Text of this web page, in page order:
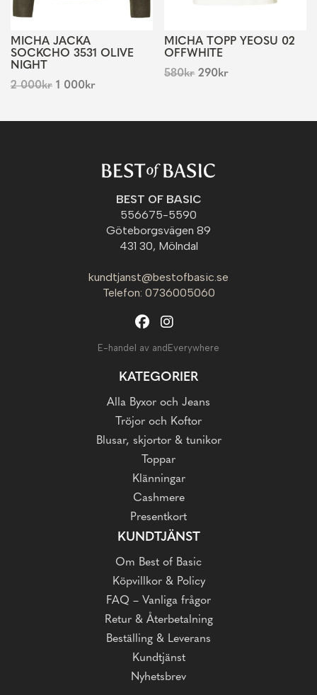
MICHA JACKA
SOCKCHO 3531 OLIVE
NIGHT
2 000kr 1 000kr
MICHA TOPP YEOSU 02
OFFWHITE
580kr 290kr
BEST OF BASIC
556675-5590
Göteborgsvägen 89
431 30, Mölndal
kundtjanst@bestofbasic.se
Telefon: 0736005060
E-handel av andEverywhere
KATEGORIER
Alla Byxor och Jeans
Tröjor och Koftor
Blusar, skjortor & tunikor
Toppar
Klänningar
Cashmere
Presentkort
KUNDTJÄNST
Om Best of Basic
Köpvillkor & Policy
FAQ – Vanliga frågor
Retur & Återbetalning
Beställing & Leverans
Kundtjänst
Nyhetsbrev